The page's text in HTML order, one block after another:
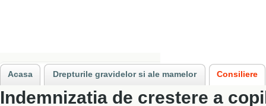
Acasa » Indemnizatia de crestere a copilului pentru mame
Indemnizatia de crestere a
Acasa Drepturile gravidelor si ale mamelor Consiliere